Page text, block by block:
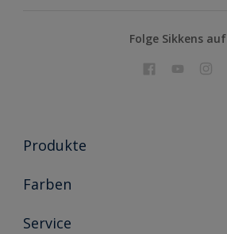
Folge Sikkens auf
Produkte
Holzschutz
Metallschutz
Farben
Farbkollektionen
Service